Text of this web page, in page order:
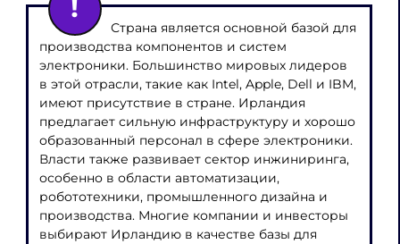
Страна является основной базой для
производства компонентов и систем
электроники. Большинство мировых лидеров
в этой отрасли, такие как Intel, Apple, Dell и IBM,
имеют присутствие в стране. Ирландия
предлагает сильную инфраструктуру и хорошо
образованный персонал в сфере электроники.
Власти также развивает сектор инжиниринга,
особенно в области автоматизации,
робототехники, промышленного дизайна и
производства. Многие компании и инвесторы
выбирают Ирландию в качестве базы для